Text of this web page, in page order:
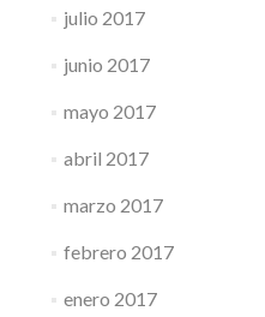
julio 2017
junio 2017
mayo 2017
abril 2017
marzo 2017
febrero 2017
enero 2017